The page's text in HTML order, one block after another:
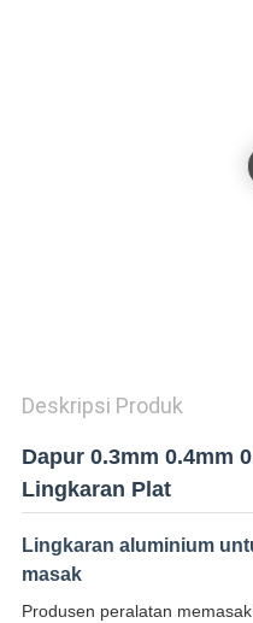
Deskripsi Produk
Dapur 0.3mm 0.4mm
Lingkaran Plat
Lingkaran aluminium
masak
Produsen peralatan